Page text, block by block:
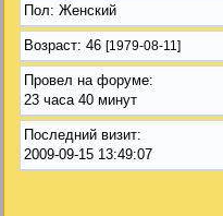
Пол: Женский
Возраст: 46 [1979-08-11]
Провел на форуме:
23 часа 40 минут
Последний визит:
2009-09-15 13:49:07